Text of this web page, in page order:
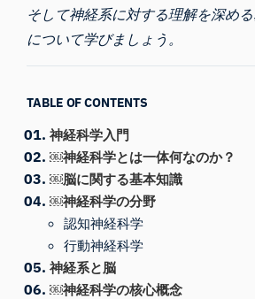
そして神経系に対する理解を深め
について学びましょう。
TABLE OF CONTENTS
神経科学入門
￼神経科学とは一体何なのか？
￼脳に関する基本知識
￼神経科学の分野
認知神経科学
行動神経科学
神経系と脳
￼神経科学の核心概念